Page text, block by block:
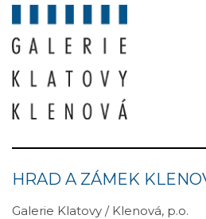
HRAD A ZÁMEK
Galerie Klatovy / Klenová, p.o.